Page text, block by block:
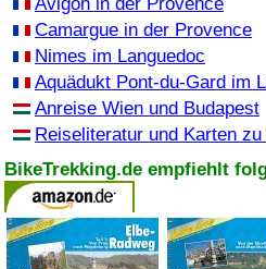
Camargue in der Provence
Nimes im Languedoc
Aquädukt Pont-du-Gard im
Anreise Wien und Budapest
Reiseliteratur und Karten
BikeTrekking.de empfiehlt